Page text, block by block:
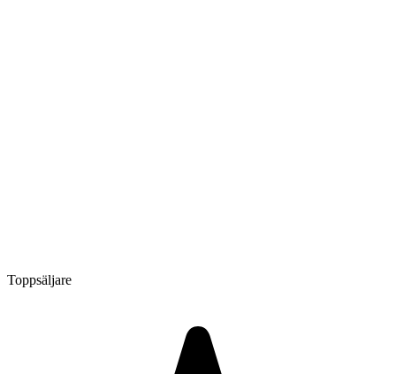
Toppsäljare